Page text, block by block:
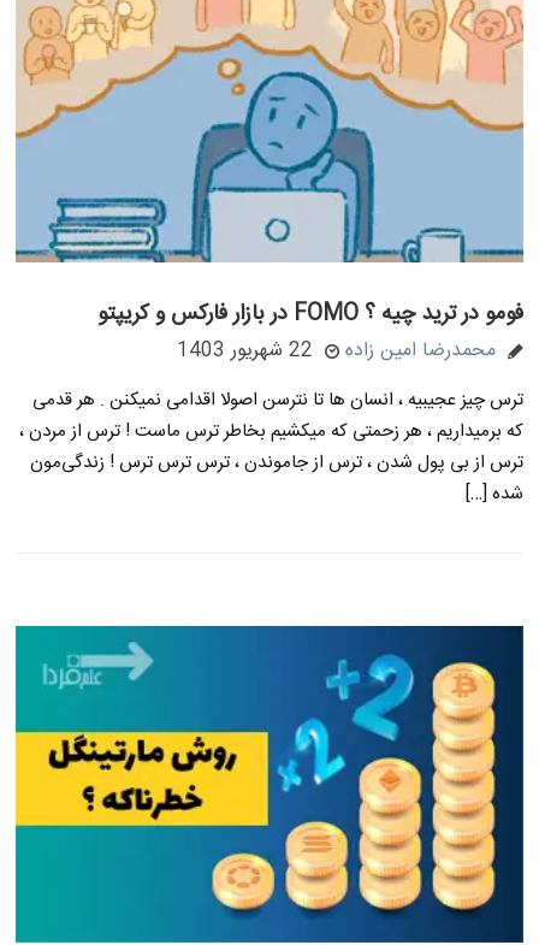
فومو در ترید چیه ؟ FOMO در بازار فارکس و کریپتو
محمدرضا امین زاده 22 شهریور 1403
ترس چیز عجیبیه ، انسان ها تا نترسن اصولا اقدامی نمیکنن . هر قدمی
که برمیداریم ، هر زحمتی که میکشیم بخاطر ترس ماست ! ترس از مردن ،
ترس از بی پول شدن ، ترس از جاموندن ، ترس ترس ترس ! زندگی‌مون
شده […]